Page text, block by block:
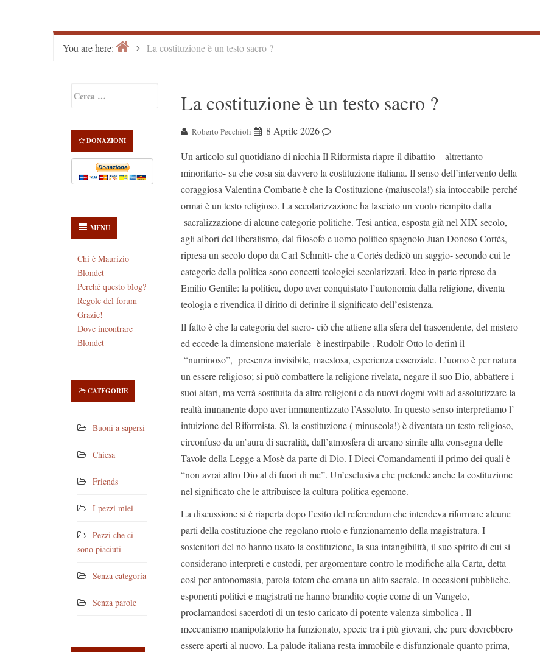
You are here: HomeLa costituzione è un testo sacro ?
Sidebar
per:
DONAZIONI
MENU
Chi è Maurizio
Blondet
Perché questo blog?
Regole del forum
Grazie!
Dove incontrare
Blondet
CATEGORIE
Buoni a sapersi
Chiesa
Friends
I pezzi miei
Pezzi che ci
sono piaciuti
Senza categoria
Senza parole
La costituzione è un testo sacro ?
Roberto Pecchioli
8 Aprile 2026
Un articolo sul quotidiano di nicchia Il Riformista riapre il dibattito – altrettanto
minoritario- su che cosa sia davvero la costituzione italiana. Il senso dell’intervento della
coraggiosa Valentina Combatte è che la Costituzione (maiuscola!) sia intoccabile perché
ormai è un testo religioso. La secolarizzazione ha lasciato un vuoto riempito dalla
sacralizzazione di alcune categorie politiche. Tesi antica, esposta già nel XIX secolo,
agli albori del liberalismo, dal filosofo e uomo politico spagnolo Juan Donoso Cortés,
ripresa un secolo dopo da Carl Schmitt- che a Cortés dedicò un saggio- secondo cui le
categorie della politica sono concetti teologici secolarizzati. Idee in parte riprese da
Emilio Gentile: la politica, dopo aver conquistato l’autonomia dalla religione, diventa
teologia e rivendica il diritto di definire il significato dell’esistenza.
Il fatto è che la categoria del sacro- ciò che attiene alla sfera del trascendente, del mistero
ed eccede la dimensione materiale- è inestirpabile . Rudolf Otto lo definì il
“numinoso”, presenza invisibile, maestosa, esperienza essenziale. L’uomo è per natura
un essere religioso; si può combattere la religione rivelata, negare il suo Dio, abbattere i
suoi altari, ma verrà sostituita da altre religioni e da nuovi dogmi volti ad assolutizzare la
realtà immanente dopo aver immanentizzato l’Assoluto. In questo senso interpretiamo l’
intuizione del Riformista. Sì, la costituzione ( minuscola!) è diventata un testo religioso,
circonfuso da un’aura di sacralità, dall’atmosfera di arcano simile alla consegna delle
Tavole della Legge a Mosè da parte di Dio. I Dieci Comandamenti il primo dei quali è
“non avrai altro Dio al di fuori di me”. Un’esclusiva che pretende anche la costituzione
nel significato che le attribuisce la cultura politica egemone.
La discussione si è riaperta dopo l’esito del referendum che intendeva riformare alcune
parti della costituzione che regolano ruolo e funzionamento della magistratura. I
sostenitori del no hanno usato la costituzione, la sua intangibilità, il suo spirito di cui si
considerano interpreti e custodi, per argomentare contro le modifiche alla Carta, detta
così per antonomasia, parola-totem che emana un alito sacrale. In occasioni pubbliche,
esponenti politici e magistrati ne hanno brandito copie come di un Vangelo,
proclamandosi sacerdoti di un testo caricato di potente valenza simbolica . Il
meccanismo manipolatorio ha funzionato, specie tra i più giovani, che pure dovrebbero
essere aperti al nuovo. La palude italiana resta immobile e disfunzionale quanto prima,